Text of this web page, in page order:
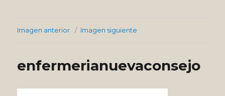
Imagen anterior Imagen siguiente
enfermerianuevaconsejo